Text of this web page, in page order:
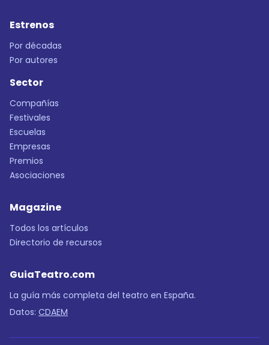
Estrenos
Por décadas
Por autores
Sector
Compañías
Festivales
Escuelas
Empresas
Premios
Asociaciones
Magazine
Todos los artículos
Directorio de recursos
GuiaTeatro.com
La guía más completa del teatro en España.
Datos: CDAEM